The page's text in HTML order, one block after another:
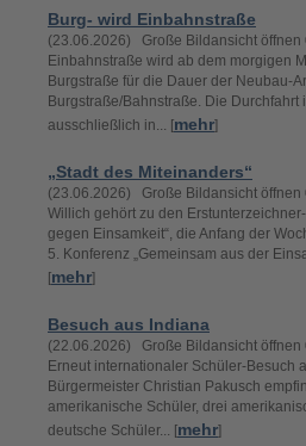
Burg- wird Einbahnstraße
(23.06.2026) Große Bildansicht
Einbahnstraße wird ab dem morgigen
Burgstraße für die Dauer der Neubau-
Burgstraße/Bahnstraße. Die Durchfahrt
ausschließlich in... [mehr]
„Stadt des Miteinanders“
(23.06.2026) Große Bildansicht
Willich gehört zu den
gegen Einsamkeit“, die Anfang der
5. Konferenz „Gemeinsam aus der
[mehr]
Besuch aus Indiana
(22.06.2026) Große Bildansicht
Erneut internationaler Schüler-Besuch
Bürgermeister Christian Pakusch
amerikanische Schüler, drei
deutsche Schüler... [mehr]